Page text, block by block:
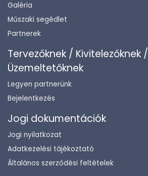
Galéria
Műszaki segédlet
Partnerek
Tervezőknek / Kivitelezőknek /
Üzemeltetőknek
Legyen partnerünk
Bejelentkezés
Jogi dokumentációk
Jogi nyilatkozat
Adatkezelési tájékoztató
Általános szerződési feltételek